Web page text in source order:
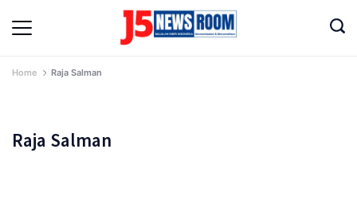
Home Raja Salman
Raja Salman